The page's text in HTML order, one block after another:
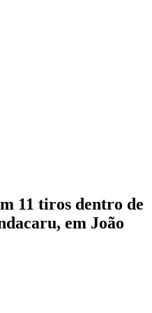
11 tiros dentro de
em João